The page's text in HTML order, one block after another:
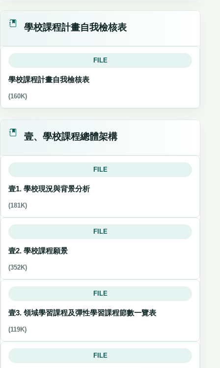
學校課程計畫自我檢核表
FILE
學校課程計畫自我檢核表
(160K)
壹、學校課程總體架構
FILE
壹1. 學校現況與背景分析
(181K)
FILE
壹2. 學校課程願景
(352K)
FILE
壹3. 領域學習課程及彈性學習課程節數一覽表
(119K)
FILE